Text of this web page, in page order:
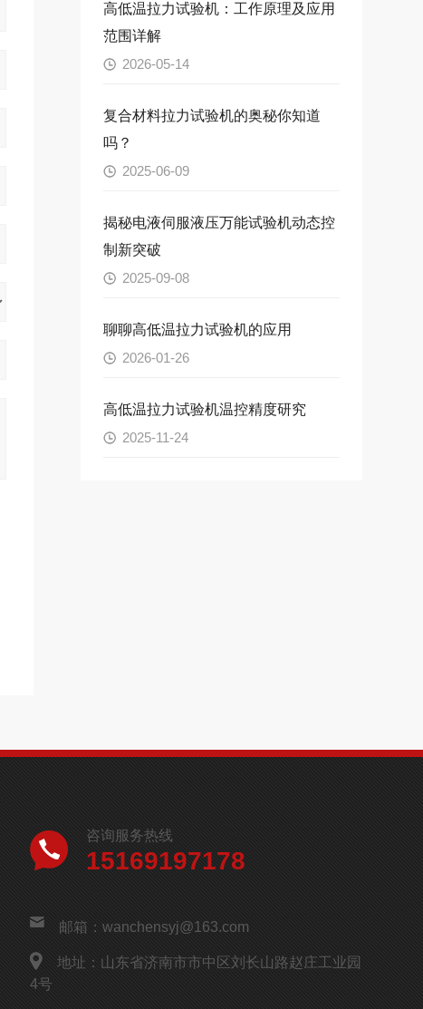
高低温拉力试验机：工作原理及应用
范围详解
2026-05-14
复合材料拉力试验机的奥秘你知道
吗？
2025-06-09
揭秘电液伺服液压万能试验机动态控
制新突破
2025-09-08
聊聊高低温拉力试验机的应用
2026-01-26
高低温拉力试验机温控精度研究
2025-11-24
咨询服务热线
15169197178
邮箱：wanchensyj@163.com
地址：山东省济南市市中区刘长山路赵庄工业园
4号